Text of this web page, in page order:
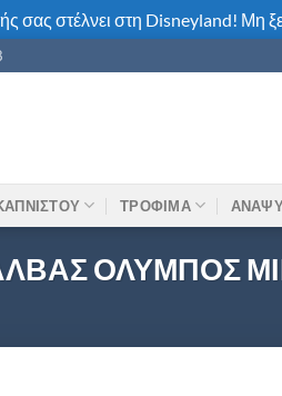
σας στέλνει στη Disneyland! Μη
ΤΡΟΦΙΜΑ
ΟΛΥΜΠΟΣ